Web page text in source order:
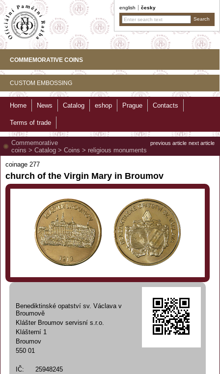
english česky
COMMEMORATIVE COINS
CUSTOM EMBOSSING
Home News Catalog eshop Prague Contacts
Terms of trade
previous article next article
Commemorative
coins > Catalog > Coins > religious monuments
coinage 277
church of the Virgin Mary in Broumov
Benediktinské opatství sv. Václava v
Broumově
Klášter Broumov servisní s.r.o.
Klášterní 1
Broumov
550 01
IČ:
25948245